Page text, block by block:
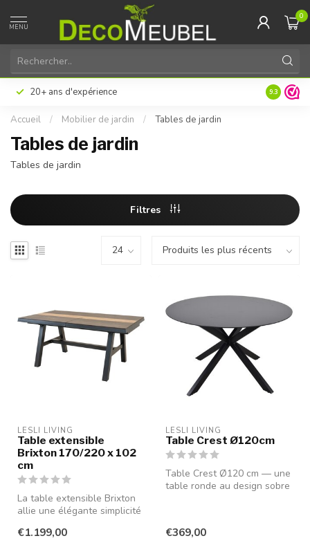
MENU
0
20+ ans d'expérience 9.3
Accueil / Mobilier de jardin / Tables de jardin
Tables de jardin
Tables de jardin
Filtres
LESLI LIVING
Table extensible
Brixton 170/220 x 102
cm
La table extensible Brixton
allie une élégante simplicité
€1.199,00
LESLI LIVING
Table Crest Ø120cm
Table Crest Ø120 cm — une
table ronde au design sobre
€369,00